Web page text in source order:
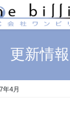
更新情報
年4月